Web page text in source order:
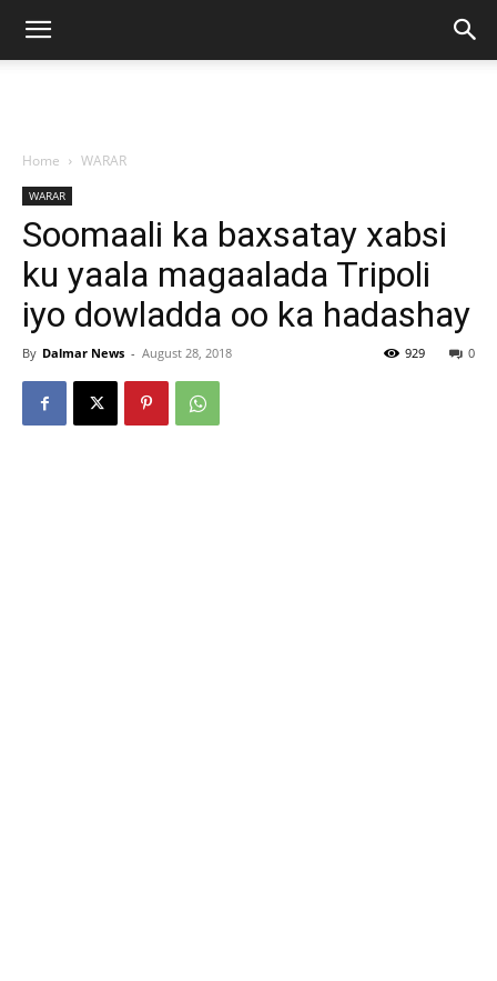
Home WARAR
WARAR
Soomaali ka baxsatay xabsi
ku yaala magaalada Tripoli
iyo dowladda oo ka hadashay
By Dalmar News - August 28, 2018 0
929